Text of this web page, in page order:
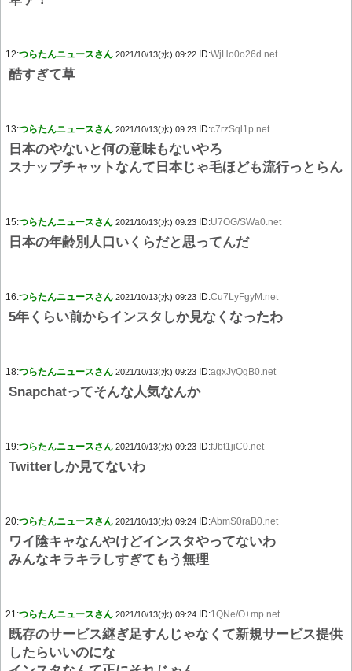
12:つらたんニュースさん 2021/10/13(水) 09:22 ID:WjHo0o26d.net
酷すぎて草
13:つらたんニュースさん 2021/10/13(水) 09:23 ID:c7rzSql1p.net
日本のやないと何の意味もないやろ
スナップチャットなんて日本じゃ毛ほども流行っとらん
15:つらたんニュースさん 2021/10/13(水) 09:23 ID:U7OG/SWa0.net
日本の年齢別人口いくらだと思ってんだ
16:つらたんニュースさん 2021/10/13(水) 09:23 ID:Cu7LyFgyM.net
5年くらい前からインスタしか見なくなったわ
18:つらたんニュースさん 2021/10/13(水) 09:23 ID:agxJyQgB0.net
Snapchatってそんな人気なんか
19:つらたんニュースさん 2021/10/13(水) 09:23 ID:fJbt1jiC0.net
Twitterしか見てないわ
20:つらたんニュースさん 2021/10/13(水) 09:24 ID:AbmS0raB0.net
ワイ陰キャなんやけどインスタやってないわ
みんなキラキラしすぎてもう無理
21:つらたんニュースさん 2021/10/13(水) 09:24 ID:1QNe/O+mp.net
既存のサービス継ぎ足すんじゃなくて新規サービス提供
したらいいのにな